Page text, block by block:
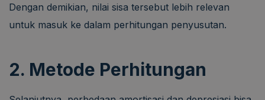
Dengan demikian, nilai sisa tersebut lebih relevan
untuk masuk ke dalam perhitungan penyusutan.
2. Metode Perhitungan